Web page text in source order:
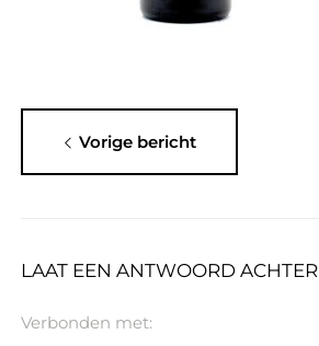
Vorige bericht
LAAT EEN ANTWOORD ACHTER
Verbonden met: